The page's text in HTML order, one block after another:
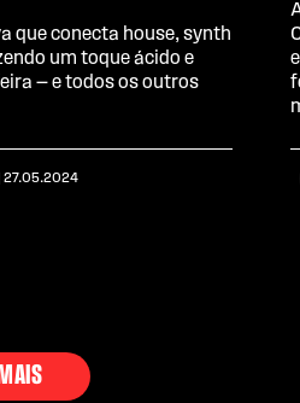
que conecta house, synth
um toque ácido e
— e todos os outros
| 27.05.2024